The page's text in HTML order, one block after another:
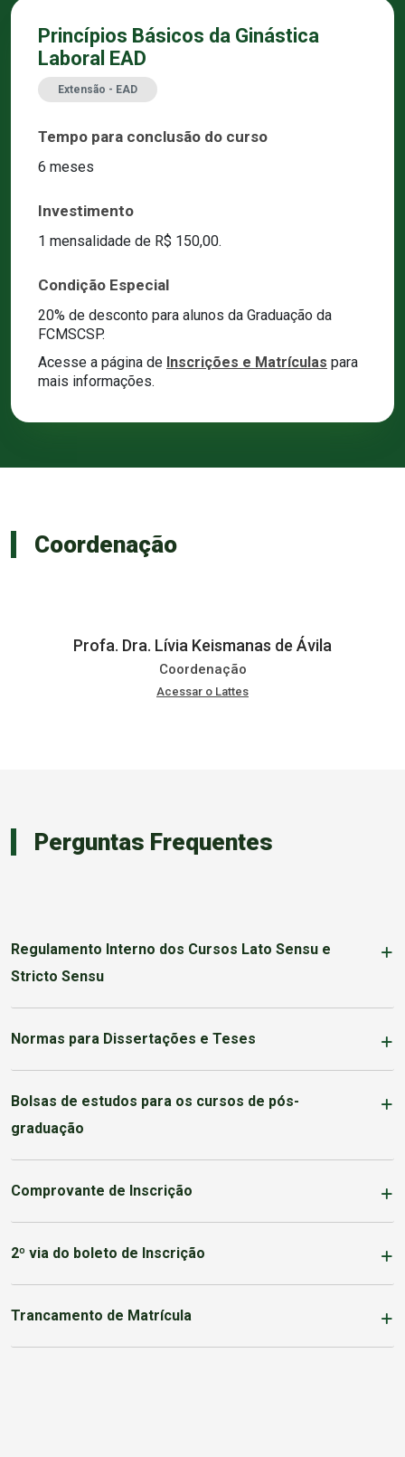
Princípios Básicos da Ginástica
Laboral EAD
Extensão - EAD
Tempo para conclusão do curso
6 meses
Investimento
1 mensalidade de R$ 150,00.
Condição Especial
20% de desconto para alunos da Graduação da
FCMSCSP.
Acesse a página de Inscrições e Matrículas para
mais informações.
Coordenação
Profa. Dra. Lívia Keismanas de Ávila
Coordenação
Acessar o Lattes
Perguntas Frequentes
Regulamento Interno dos Cursos Lato Sensu e
Stricto Sensu
Normas para Dissertações e Teses
Bolsas de estudos para os cursos de pós-
graduação
Comprovante de Inscrição
2º via do boleto de Inscrição
Trancamento de Matrícula